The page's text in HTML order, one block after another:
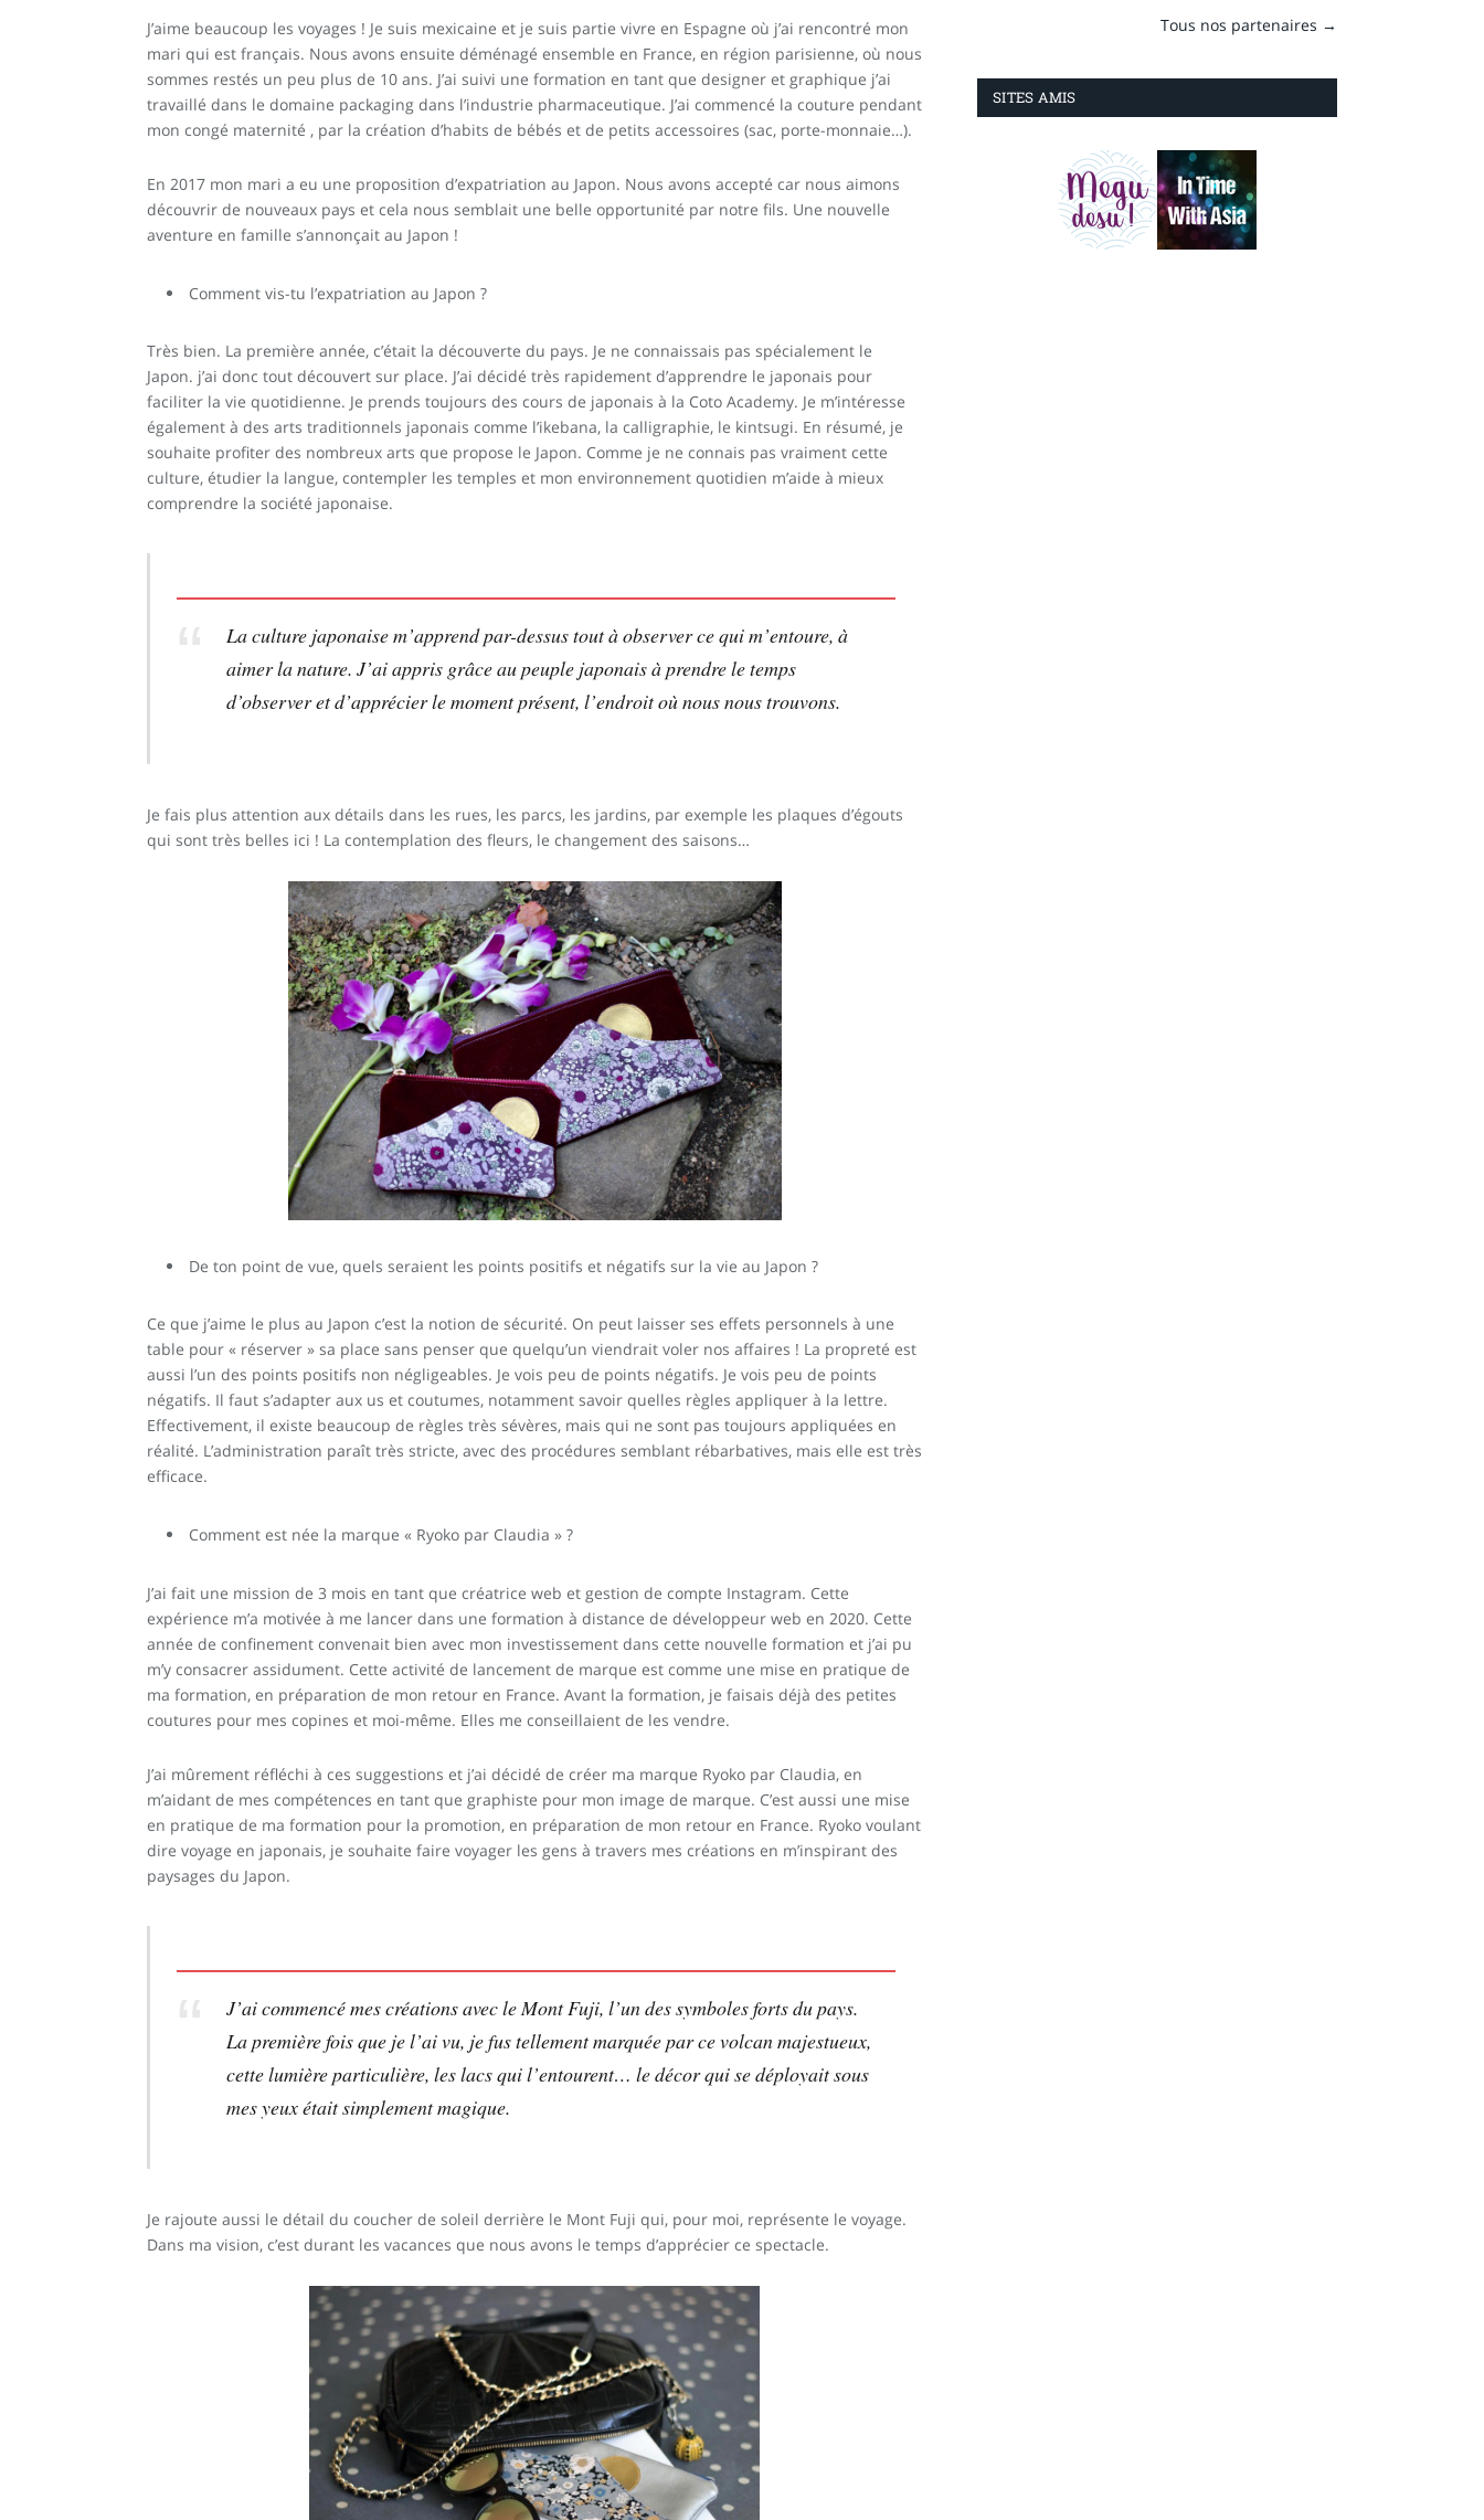
J’aime beaucoup les voyages ! Je suis mexicaine et je suis partie vivre en Espagne où j’ai rencontré mon
mari qui est français. Nous avons ensuite déménagé ensemble en France, en région parisienne, où nous
sommes restés un peu plus de 10 ans. J’ai suivi une formation en tant que designer et graphique j’ai
travaillé dans le domaine packaging dans l’industrie pharmaceutique. J’ai commencé la couture pendant
mon congé maternité , par la création d’habits de bébés et de petits accessoires (sac, porte-monnaie…).
En 2017 mon mari a eu une proposition d’expatriation au Japon. Nous avons accepté car nous aimons
découvrir de nouveaux pays et cela nous semblait une belle opportunité par notre fils. Une nouvelle
aventure en famille s’annonçait au Japon !
Comment vis-tu l’expatriation au Japon ?
Très bien. La première année, c’était la découverte du pays. Je ne connaissais pas spécialement le
Japon. j’ai donc tout découvert sur place. J’ai décidé très rapidement d’apprendre le japonais pour
faciliter la vie quotidienne. Je prends toujours des cours de japonais à la Coto Academy. Je m’intéresse
également à des arts traditionnels japonais comme l’ikebana, la calligraphie, le kintsugi. En résumé, je
souhaite profiter des nombreux arts que propose le Japon. Comme je ne connais pas vraiment cette
culture, étudier la langue, contempler les temples et mon environnement quotidien m’aide à mieux
comprendre la société japonaise.
La culture japonaise m’apprend par-dessus tout à observer ce qui m’entoure, à
aimer la nature. J’ai appris grâce au peuple japonais à prendre le temps
d’observer et d’apprécier le moment présent, l’endroit où nous nous trouvons.
Je fais plus attention aux détails dans les rues, les parcs, les jardins, par exemple les plaques d’égouts
qui sont très belles ici ! La contemplation des fleurs, le changement des saisons…
De ton point de vue, quels seraient les points positifs et négatifs sur la vie au Japon ?
Ce que j’aime le plus au Japon c’est la notion de sécurité. On peut laisser ses effets personnels à une
table pour « réserver » sa place sans penser que quelqu’un viendrait voler nos affaires ! La propreté est
aussi l’un des points positifs non négligeables. Je vois peu de points négatifs. Je vois peu de points
négatifs. Il faut s’adapter aux us et coutumes, notamment savoir quelles règles appliquer à la lettre.
Effectivement, il existe beaucoup de règles très sévères, mais qui ne sont pas toujours appliquées en
réalité. L’administration paraît très stricte, avec des procédures semblant rébarbatives, mais elle est très
efficace.
Comment est née la marque « Ryoko par Claudia » ?
J’ai fait une mission de 3 mois en tant que créatrice web et gestion de compte Instagram. Cette
expérience m’a motivée à me lancer dans une formation à distance de développeur web en 2020. Cette
année de confinement convenait bien avec mon investissement dans cette nouvelle formation et j’ai pu
m’y consacrer assidument. Cette activité de lancement de marque est comme une mise en pratique de
ma formation, en préparation de mon retour en France. Avant la formation, je faisais déjà des petites
coutures pour mes copines et moi-même. Elles me conseillaient de les vendre.
J’ai mûrement réfléchi à ces suggestions et j’ai décidé de créer ma marque Ryoko par Claudia, en
m’aidant de mes compétences en tant que graphiste pour mon image de marque. C’est aussi une mise
en pratique de ma formation pour la promotion, en préparation de mon retour en France. Ryoko voulant
dire voyage en japonais, je souhaite faire voyager les gens à travers mes créations en m’inspirant des
paysages du Japon.
J’ai commencé mes créations avec le Mont Fuji, l’un des symboles forts du pays.
La première fois que je l’ai vu, je fus tellement marquée par ce volcan majestueux,
cette lumière particulière, les lacs qui l’entourent… le décor qui se déployait sous
mes yeux était simplement magique.
Je rajoute aussi le détail du coucher de soleil derrière le Mont Fuji qui, pour moi, représente le voyage.
Dans ma vision, c’est durant les vacances que nous avons le temps d’apprécier ce spectacle.
Tous nos partenaires →
SITES AMIS